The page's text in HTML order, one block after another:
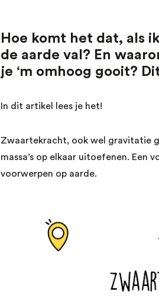
Hoe komt het dat, als
de aarde val? En
je ‘m omhoog gooit?
In dit artikel lees je het!
Zwaartekracht, ook wel gravitatie
massa’s op elkaar uitoefenen. Een
voorwerpen op aarde.